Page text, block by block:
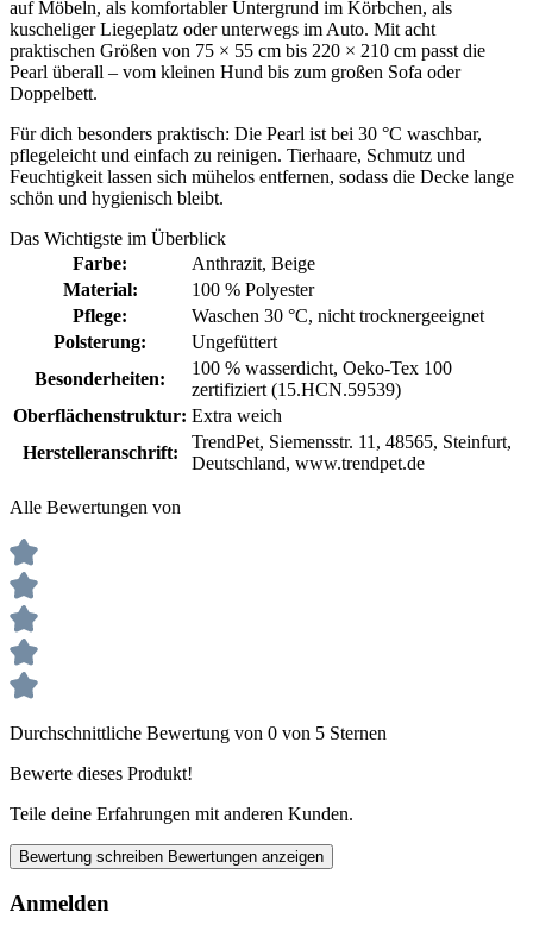
auf Möbeln, als komfortabler Untergrund im Körbchen, als
kuscheliger Liegeplatz oder unterwegs im Auto. Mit acht
praktischen Größen von 75 × 55 cm bis 220 × 210 cm passt die
Pearl überall – vom kleinen Hund bis zum großen Sofa oder
Doppelbett.
Für dich besonders praktisch: Die Pearl ist bei 30 °C waschbar,
pflegeleicht und einfach zu reinigen. Tierhaare, Schmutz und
Feuchtigkeit lassen sich mühelos entfernen, sodass die Decke lange
schön und hygienisch bleibt.
Das Wichtigste im Überblick
Farbe:
Anthrazit, Beige
Material:
100 % Polyester
Pflege:
Waschen 30 °C, nicht trocknergeeignet
Polsterung:
Ungefüttert
Besonderheiten:
100 % wasserdicht, Oeko-Tex 100
zertifiziert (15.HCN.59539)
Oberflächenstruktur: Extra weich
Herstelleranschrift:
TrendPet, Siemensstr. 11, 48565, Steinfurt,
Deutschland, www.trendpet.de
Alle Bewertungen von
Durchschnittliche Bewertung von 0 von 5 Sternen
Bewerte dieses Produkt!
Teile deine Erfahrungen mit anderen Kunden.
Bewertung schreiben Bewertungen anzeigen
Anmelden